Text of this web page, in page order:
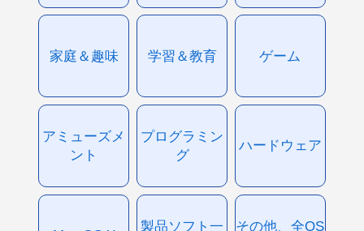
家庭＆趣味 学習＆教育 ゲーム
アミューズメ
ント
プログラミン
グ
ハードウェア
製品ソフト一
その他、全OS